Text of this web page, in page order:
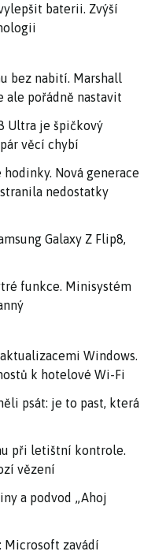
baterii. Zvýší
bez nabití. Marshall
ale pořádně nastavit
Ultra je špičkový
věcí chybí
Nová generace
nedostatky
Galaxy Z Flip8,
funkce. Minisystém
Windows.
k hotelové Wi-Fi
psát: je to past, která
při letištní kontrole.
vězení
a podvod „Ahoj
Microsoft zavádí